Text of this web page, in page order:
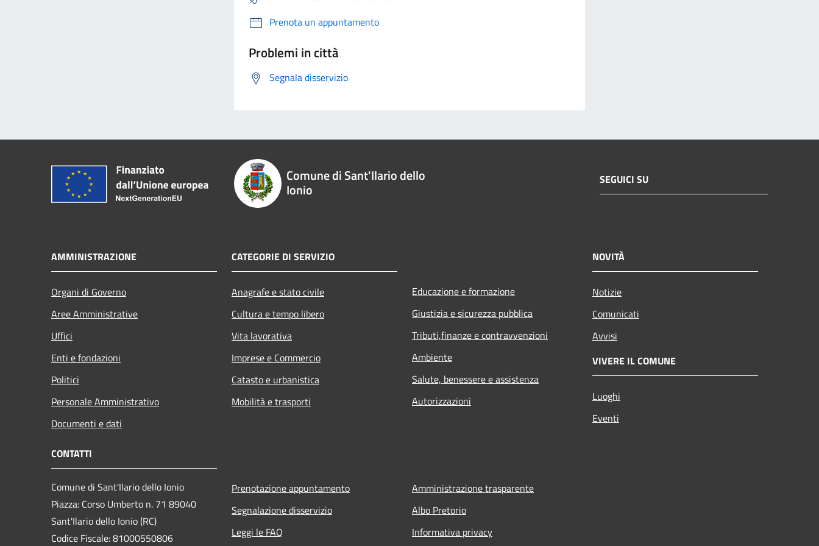
Prenota un appuntamento
Problemi in città
Segnala disservizio
Comune di Sant'Ilario dello
Ionio
SEGUICI SU
AMMINISTRAZIONE
Organi di Governo
Aree Amministrative
Uffici
Enti e fondazioni
Politici
Personale Amministrativo
Documenti e dati
CATEGORIE DI SERVIZIO
Anagrafe e stato civile
Cultura e tempo libero
Vita lavorativa
Imprese e Commercio
Catasto e urbanistica
Mobilità e trasporti
Educazione e formazione
Giustizia e sicurezza pubblica
Tributi,finanze e contravvenzioni
Ambiente
Salute, benessere e assistenza
Autorizzazioni
NOVITÀ
Notizie
Comunicati
Avvisi
VIVERE IL COMUNE
Luoghi
Eventi
CONTATTI
Comune di Sant'Ilario dello Ionio
Piazza: Corso Umberto n. 71 89040
Sant'Ilario dello Ionio (RC)
Codice Fiscale: 81000550806
Prenotazione appuntamento
Segnalazione disservizio
Leggi le FAQ
Amministrazione trasparente
Albo Pretorio
Informativa privacy